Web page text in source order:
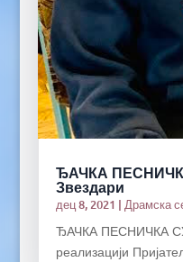
ЂАЧКА
Звездари
дец 8, 2021 | Драмска
ЂАЧКА ПЕСНИЧКА
реализацији